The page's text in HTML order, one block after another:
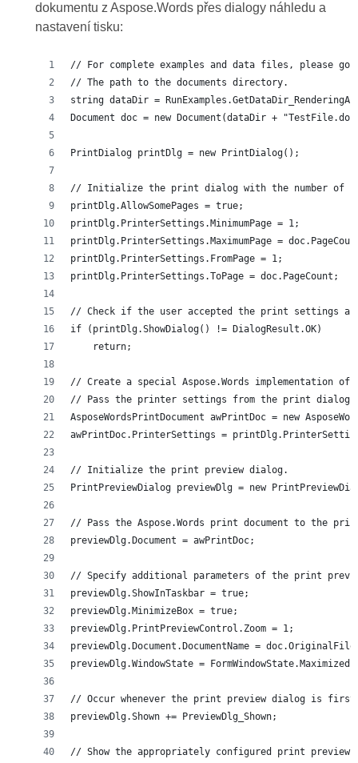
dokumentu z Aspose.Words přes dialogy náhledu a
nastavení tisku:
// For complete examples and data files, please go
// The path to the documents directory.
string dataDir =
Document doc = new Document(dataDir +
PrintDialog printDlg = new PrintDialog();
// Initialize the print dialog with the number of
printDlg.AllowSomePages = true;
printDlg.PrinterSettings.MinimumPage = 1;
printDlg.PrinterSettings.MaximumPage =
printDlg.PrinterSettings.FromPage = 1;
printDlg.PrinterSettings.ToPage = doc.PageCount;
// Сheck if the user accepted the print settings and
if (printDlg.ShowDialog() != DialogResult.OK)
    return;
// Create a special Aspose.Words implementation of
// Pass the printer settings from the print dialog
AsposeWordsPrintDocument awPrintDoc = new
awPrintDoc.PrinterSettings =
// Initialize the print preview dialog.
PrintPreviewDialog previewDlg = new
// Pass the Aspose.Words print document to the
previewDlg.Document = awPrintDoc;
// Specify additional parameters of the print
previewDlg.ShowInTaskbar = true;
previewDlg.MinimizeBox = true;
previewDlg.PrintPreviewControl.Zoom = 1;
previewDlg.Document.DocumentName =
previewDlg.WindowState = FormWindowState.Maximized;
// Occur whenever the print preview dialog is first
previewDlg.Shown += PreviewDlg_Shown;
// Show the appropriately configured print preview